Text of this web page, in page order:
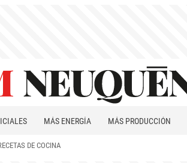
MÁS ENERGÍA MÁS PRODUCCIÓN
DE COCINA